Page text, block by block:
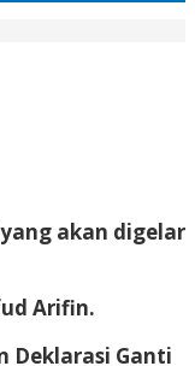
akan digelar
Arifin.
Deklarasi Ganti